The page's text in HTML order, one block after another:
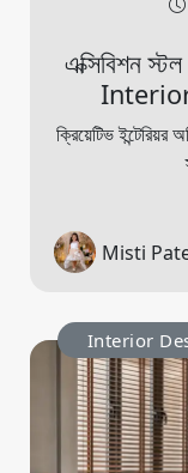
এক্সিবিশন
ক্রিয়েটিভ
Misti
Interior